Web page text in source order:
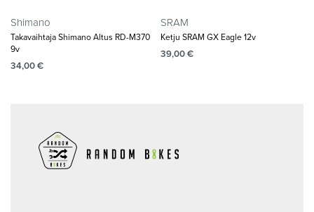
Shimano
Takavaihtaja Shimano Altus RD-M370
9v
34,00€
SRAM
Ketju SRAM GX Eagle 12v
39,00€